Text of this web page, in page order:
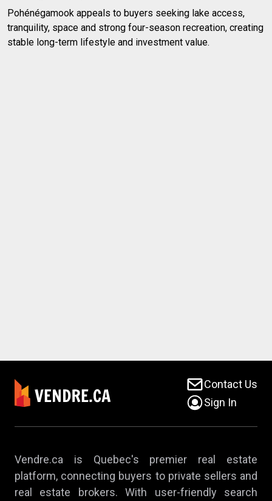
Pohénégamook appeals to buyers seeking lake access,
tranquility, space and strong four-season recreation, creating
stable long-term lifestyle and investment value.
Contact Us
Sign In
Vendre.ca is Quebec's premier real estate
platform, connecting buyers to private sellers and
real estate brokers. With user-friendly search